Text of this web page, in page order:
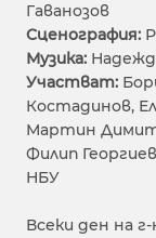
Гаванозов
Сценография:
Музика:
Участват:
Костадинов,
Мартин
Филип
НБУ
Всеки ден на